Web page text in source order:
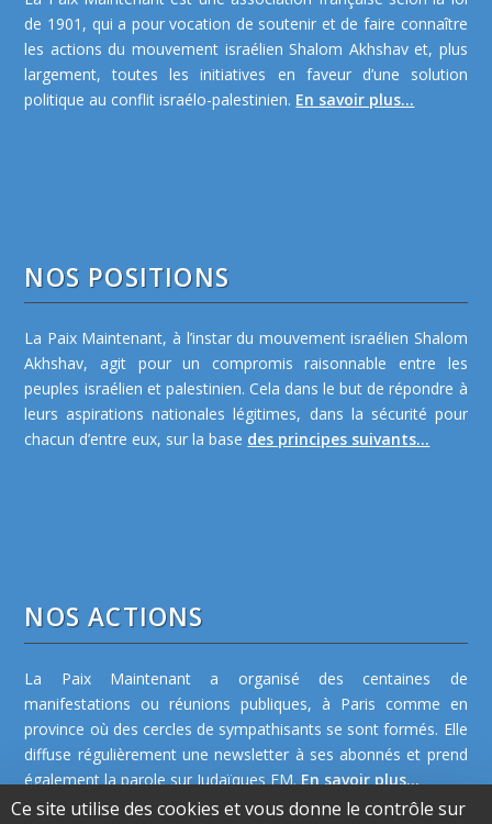
de 1901, qui a pour vocation de soutenir et de faire connaître
les actions du mouvement israélien Shalom Akhshav et, plus
largement, toutes les initiatives en faveur d’une solution
politique au conflit israélo-palestinien. En savoir plus...
NOS POSITIONS
La Paix Maintenant, à l’instar du mouvement israélien Shalom
Akhshav, agit pour un compromis raisonnable entre les
peuples israélien et palestinien. Cela dans le but de répondre à
leurs aspirations nationales légitimes, dans la sécurité pour
chacun d’entre eux, sur la base des principes suivants...
NOS ACTIONS
La Paix Maintenant a organisé des centaines de
manifestations ou réunions publiques, à Paris comme en
province où des cercles de sympathisants se sont formés. Elle
diffuse régulièrement une newsletter à ses abonnés et prend
également la parole sur Judaïques FM. En savoir plus...
Ce site utilise des cookies et vous donne le contrôle sur